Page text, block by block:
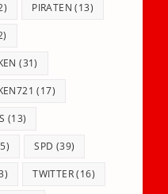
PIRATEN (13)
(31)
(17)
(13)
SPD (39)
TWITTER(16)